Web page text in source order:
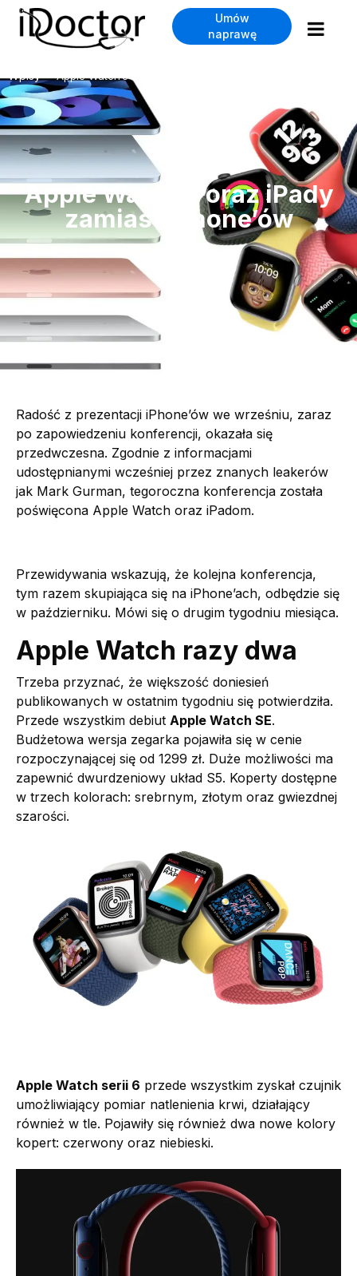
Umów
naprawę
Wpisy Apple Watch’e oraz iPady zamiast iPhone’ów
Apple Watch’e oraz iPady
zamiast iPhone’ów
Radość z prezentacji iPhone’ów we wrześniu, zaraz
po zapowiedzeniu konferencji, okazała się
przedwczesna. Zgodnie z informacjami
udostępnianymi wcześniej przez znanych leakerów
jak Mark Gurman, tegoroczna konferencja została
poświęcona Apple Watch oraz iPadom.
Przewidywania wskazują, że kolejna konferencja,
tym razem skupiająca się na iPhone’ach, odbędzie się
w październiku. Mówi się o drugim tygodniu miesiąca.
Apple Watch razy dwa
Trzeba przyznać, że większość doniesień
publikowanych w ostatnim tygodniu się potwierdziła.
Przede wszystkim debiut Apple Watch SE.
Budżetowa wersja zegarka pojawiła się w cenie
rozpoczynającej się od 1299 zł. Duże możliwości ma
zapewnić dwurdzeniowy układ S5. Koperty dostępne
w trzech kolorach: srebrnym, złotym oraz gwiezdnej
szarości.
Apple Watch serii 6 przede wszystkim zyskał czujnik
umożliwiający pomiar natlenienia krwi, działający
również w tle. Pojawiły się również dwa nowe kolory
kopert: czerwony oraz niebieski.